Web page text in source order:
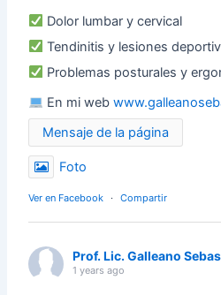
Dolor lumbar y cervical
Tendinitis y lesiones
Problemas posturales y
En mi web
Mensaje de la página
Foto
Ver en Facebook · Compartir
Prof. Lic. Galleano
1 years ago